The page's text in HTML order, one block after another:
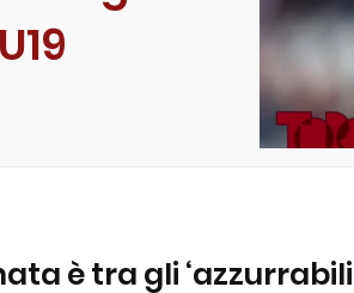
è tra gli